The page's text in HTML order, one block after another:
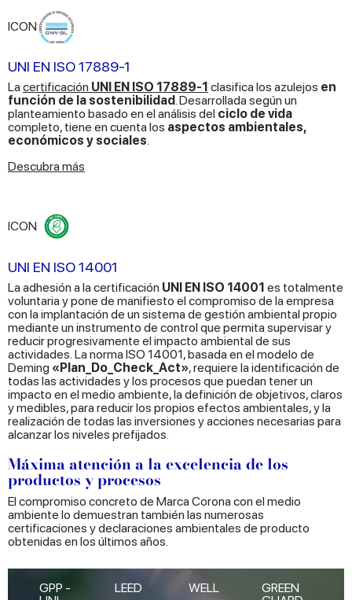
ICON
UNI EN ISO 17889-1
La certificación UNI EN ISO 17889-1 clasifica los azulejos en
función de la sostenibilidad. Desarrollada según un
planteamiento basado en el análisis del ciclo de vida
completo, tiene en cuenta los aspectos ambientales,
económicos y sociales.
Descubra más
ICON
UNI EN ISO 14001
La adhesión a la certificación UNI EN ISO 14001 es totalmente
voluntaria y pone de manifiesto el compromiso de la empresa
con la implantación de un sistema de gestión ambiental propio
mediante un instrumento de control que permita supervisar y
reducir progresivamente el impacto ambiental de sus
actividades. La norma ISO 14001, basada en el modelo de
Deming «Plan_Do_Check_Act», requiere la identificación de
todas las actividades y los procesos que puedan tener un
impacto en el medio ambiente, la definición de objetivos, claros
y medibles, para reducir los propios efectos ambientales, y la
realización de todas las inversiones y acciones necesarias para
alcanzar los niveles prefijados.
Máxima atención a la excelencia de los
productos y procesos
El compromiso concreto de Marca Corona con el medio
ambiente lo demuestran también las numerosas
certificaciones y declaraciones ambientales de producto
obtenidas en los últimos años.
GPP -
LEED WELL
GREEN